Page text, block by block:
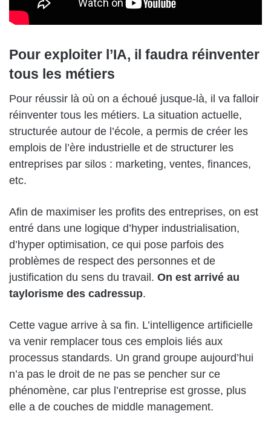
Pour exploiter l’IA, il faudra réinventer
tous les métiers
Pour réussir là où on a échoué jusque-là, il va falloir
réinventer tous les métiers. La situation actuelle,
structurée autour de l’école, a permis de créer les
emplois de l’ère industrielle et de structurer les
entreprises par silos : marketing, ventes, finances,
etc.
Afin de maximiser les profits des entreprises, on est
entré dans une logique d’hyper industrialisation,
d’hyper optimisation, ce qui pose parfois des
problèmes de respect des personnes et de
justification du sens du travail. On est arrivé au
taylorisme des cadressup.
Cette vague arrive à sa fin. L’intelligence artificielle
va venir remplacer tous ces emplois liés aux
processus standards. Un grand groupe aujourd’hui
n’a pas le droit de ne pas se pencher sur ce
phénomène, car plus l’entreprise est grosse, plus
elle a de couches de middle management.